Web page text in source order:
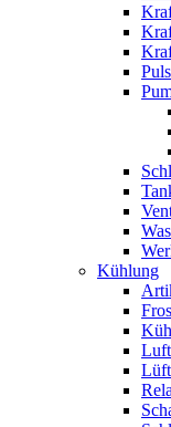
Kühlung